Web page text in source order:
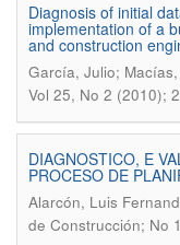
Diagnosis of initial
implementation of a
and construction
García, Julio;
Vol 25, No 2 (2010);
DIAGNOSTICO, E
PROCESO DE
Alarcón, Luis
de Construcción; No